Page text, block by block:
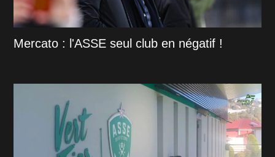
Mercato : l'ASSE seul club en négatif !